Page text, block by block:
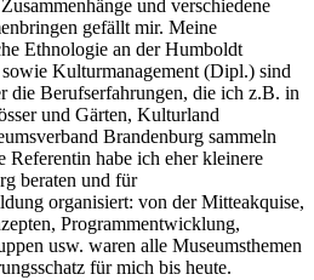
und verschiedene
gefällt mir. Meine
Ethnologie an der Humboldt
Kulturmanagement (Dipl.) sind
die Berufserfahrungen, die ich z.B. in
und Gärten, Kulturland
Brandenburg sammeln
Referentin habe ich eher kleinere
beraten und für
organisiert: von der Mitteakquise,
Programmentwicklung,
usw. waren alle Museumsthemen
für mich bis heute.